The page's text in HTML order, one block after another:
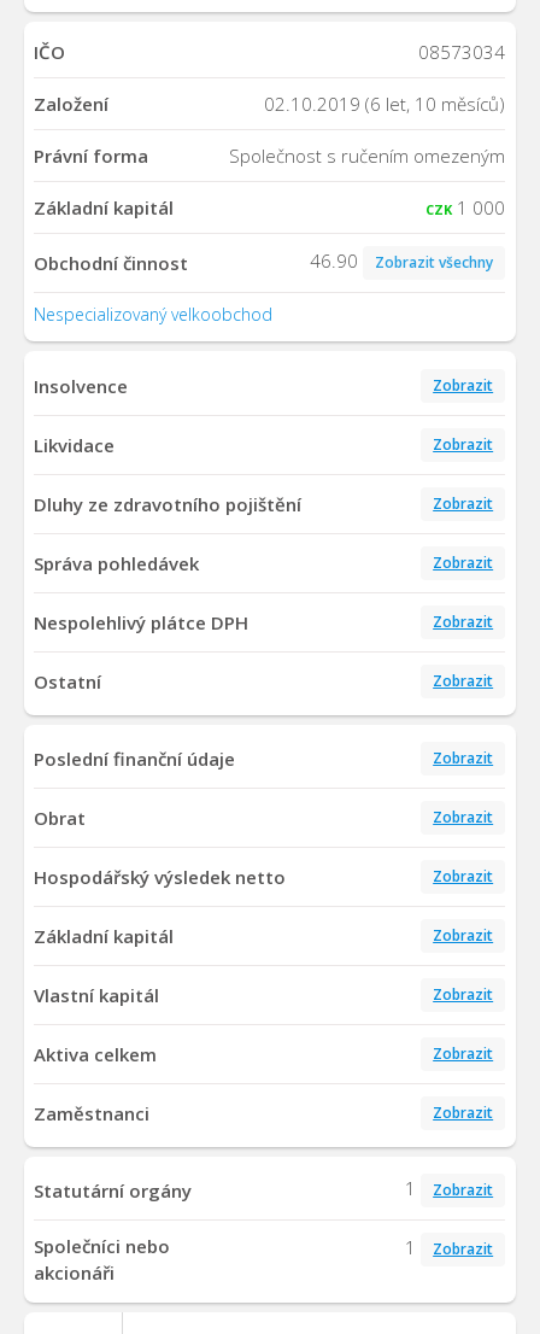
IČO 08573034
Založení 02.10.2019 (6 let, 10 měsíců)
Právní forma Společnost s ručením omezeným
Základní kapitál CZK 1 000
Obchodní činnost 46.90 Zobrazit všechny
Nespecializovaný velkoobchod
Insolvence Zobrazit
Likvidace Zobrazit
Dluhy ze zdravotního pojištění Zobrazit
Správa pohledávek Zobrazit
Nespolehlivý plátce DPH Zobrazit
Ostatní Zobrazit
Poslední finanční údaje Zobrazit
Obrat Zobrazit
Hospodářský výsledek netto Zobrazit
Základní kapitál Zobrazit
Vlastní kapitál Zobrazit
Aktiva celkem Zobrazit
Zaměstnanci Zobrazit
Statutární orgány 1 Zobrazit
Společníci nebo
akcionáři
1 Zobrazit